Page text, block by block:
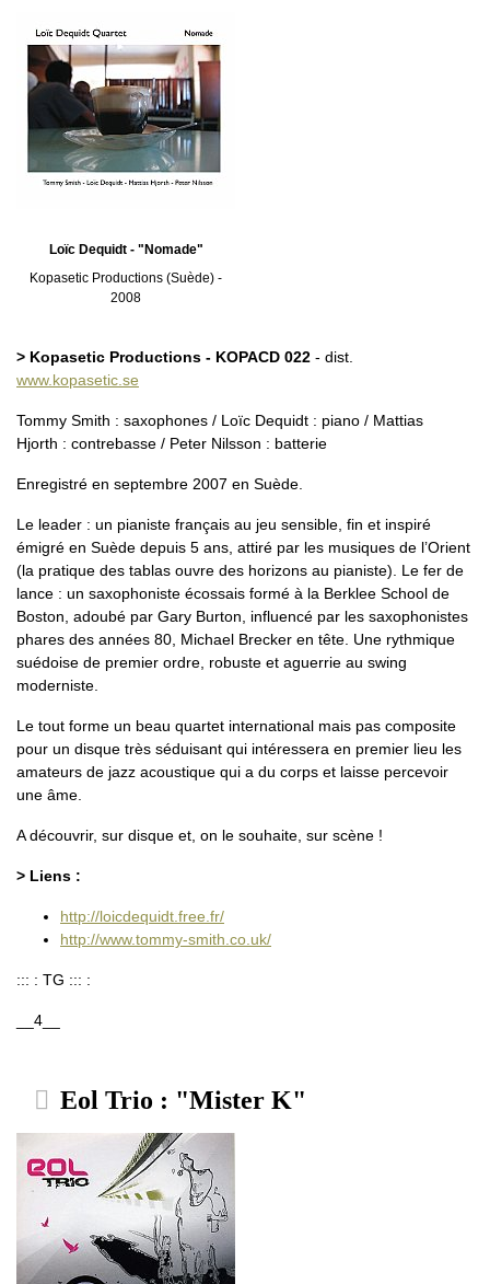
Loïc Dequidt - "Nomade"
Kopasetic Productions (Suède) -
2008
> Kopasetic Productions - KOPACD 022 - dist.
www.kopasetic.se
Tommy Smith : saxophones / Loïc Dequidt : piano / Mattias
Hjorth : contrebasse / Peter Nilsson : batterie
Enregistré en septembre 2007 en Suède.
Le leader : un pianiste français au jeu sensible, fin et inspiré
émigré en Suède depuis 5 ans, attiré par les musiques de l’Orient
(la pratique des tablas ouvre des horizons au pianiste). Le fer de
lance : un saxophoniste écossais formé à la Berklee School de
Boston, adoubé par Gary Burton, influencé par les saxophonistes
phares des années 80, Michael Brecker en tête. Une rythmique
suédoise de premier ordre, robuste et aguerrie au swing
moderniste.
Le tout forme un beau quartet international mais pas composite
pour un disque très séduisant qui intéressera en premier lieu les
amateurs de jazz acoustique qui a du corps et laisse percevoir
une âme.
A découvrir, sur disque et, on le souhaite, sur scène !
> Liens :
http://loicdequidt.free.fr/
http://www.tommy-smith.co.uk/
::: : TG ::: :
__4__
Eol Trio : "Mister K"